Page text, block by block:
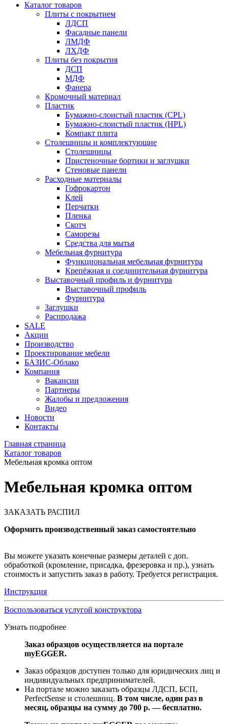
Каталог товаров
Плиты с покрытием
ЛДСП
Фасадные панели
ЛМДФ
ЛХДФ
Плиты без покрытия
ДСП
МДФ
Фанера
Кромочный материал
Пластик
Бумажно-слоистый пластик (CPL)
Бумажно-слоистый пластик (HPL)
Компакт плита
Столешницы и комплектующие
Столешницы
Пристеночные бортики и заглушки
Стеновые панели
Расходные материалы
Гофрокартон
Клей
Перчатки
Пленка
Скотч
Саморезы
Средства для мытья
Мебельная фурнитура
Функциональная мебельная фурнитура
Крепёжная и соединительная фурнитура
Выставочный профиль и фурнитура
Выставочный профиль
Фурнитура
Заглушки
Распродажа
SALE
Акции
Производство
Проектирование мебели
БАЗИС-Облако
Компания
Вакансии
Партнеры
Жалобы и предложения
Видео
Новости
Контакты
Главная страница
Каталог товаров
Мебельная кромка оптом
Мебельная кромка оптом
ЗАКАЗАТЬ РАСПИЛ
Оформить производственный заказ самостоятельно
Вы можете указать конечные размеры деталей с доп.
обработкой (кромление, присадка, фрезеровка и пр.), узнать
стоимость и запустить заказ в работу. Требуется регистрация.
Инструкция
Воспользоваться услугой конструктора
Узнать подробнее
Заказ образцов осуществляется на портале
myEGGER.
Заказ образцов доступен только для юридических лиц и
индивидуальных предпринимателей.
На портале можно заказать образцы ЛДСП, БСП,
PerfectSense и столешниц. В том числе, один раз в
месяц, образцы на сумму до 700 р. — бесплатно.